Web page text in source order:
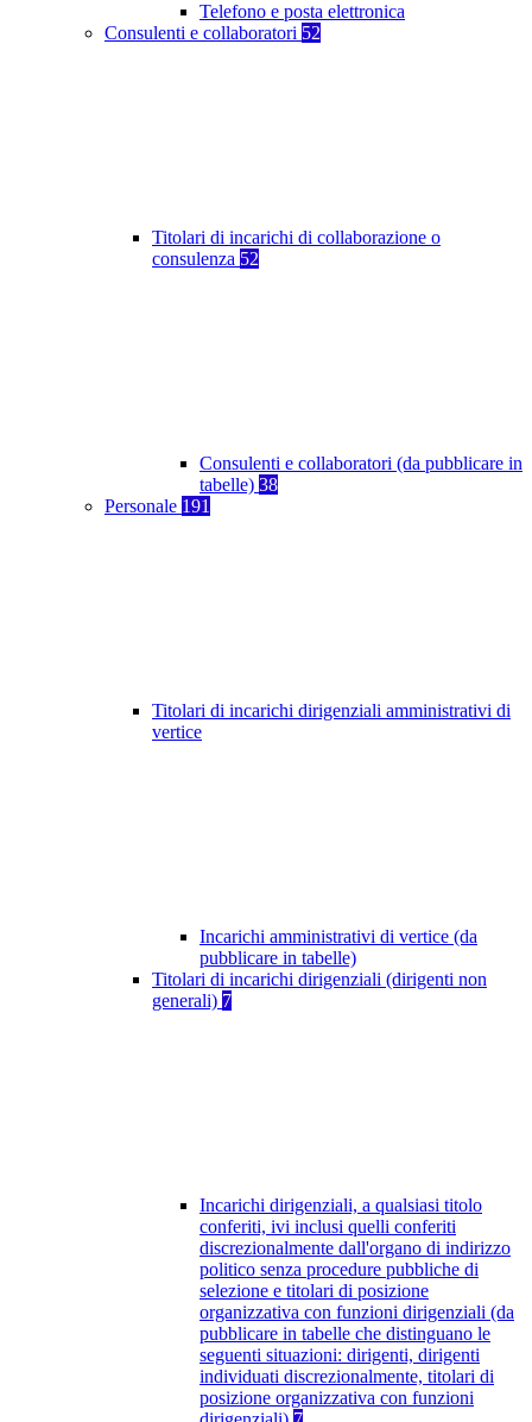
Telefono e posta elettronica
Consulenti e collaboratori 52
Titolari di incarichi di collaborazione o
consulenza 52
Consulenti e collaboratori (da pubblicare in
tabelle) 38
Personale 191
Titolari di incarichi dirigenziali amministrativi di
vertice
Incarichi amministrativi di vertice (da
pubblicare in tabelle)
Titolari di incarichi dirigenziali (dirigenti non
generali) 7
Incarichi dirigenziali, a qualsiasi titolo
conferiti, ivi inclusi quelli conferiti
discrezionalmente dall'organo di indirizzo
politico senza procedure pubbliche di
selezione e titolari di posizione
organizzativa con funzioni dirigenziali (da
pubblicare in tabelle che distinguano le
seguenti situazioni: dirigenti, dirigenti
individuati discrezionalmente, titolari di
posizione organizzativa con funzioni